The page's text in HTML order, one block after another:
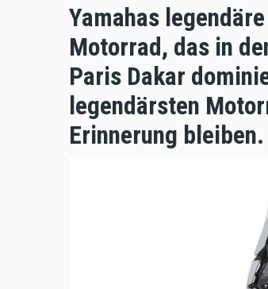
Yamahas
Motorrad, das in
Paris Dakar
legendärsten
Erinnerung bleiben.